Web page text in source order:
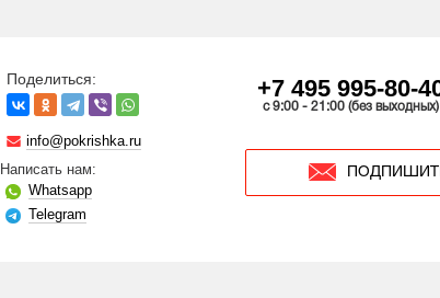
Поделиться:
info@pokrishka.ru
Написать нам:
Whatsapp
Telegram
+7 495 995-80-
c 9:00 - 21:00 (без выходных)